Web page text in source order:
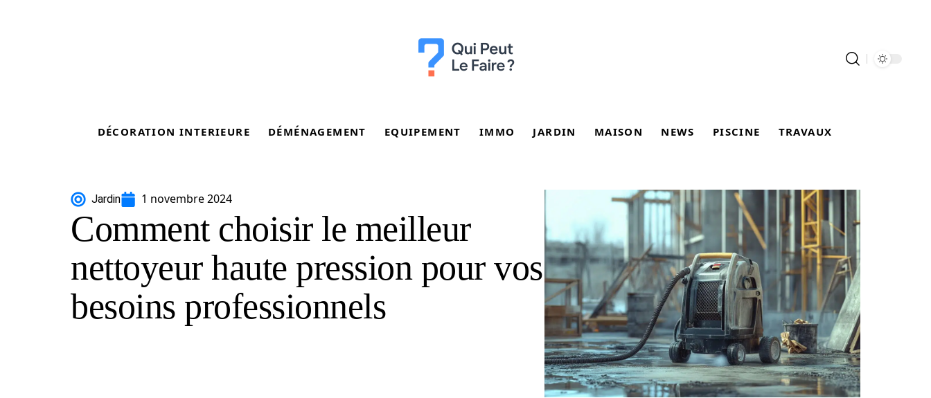
DÉCORATION INTERIEURE DÉMÉNAGEMENT EQUIPEMENT IMMO JARDIN MAISON NEWS PISCINE TRAVAUX
Jardin 1 novembre 2024
Comment choisir le meilleur
nettoyeur haute pression pour vos
besoins professionnels